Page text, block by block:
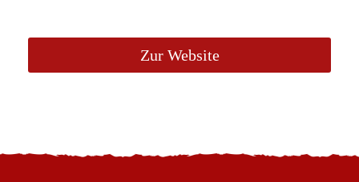
Zur Website